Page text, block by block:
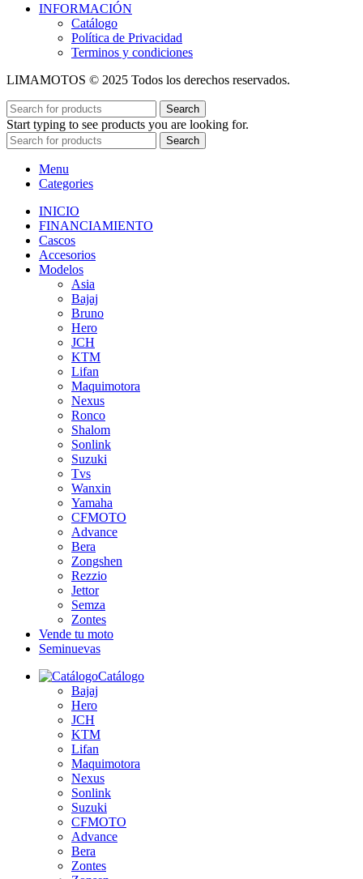
INFORMACIÓN
Catálogo
Política de Privacidad
Terminos y condiciones
LIMAMOTOS © 2025 Todos los derechos reservados.
Search
Start typing to see products you are looking for.
Search
Menu
Categories
INICIO
FINANCIAMIENTO
Cascos
Accesorios
Modelos
Asia
Bajaj
Bruno
Hero
JCH
KTM
Lifan
Maquimotora
Nexus
Ronco
Shalom
Sonlink
Suzuki
Tvs
Wanxin
Yamaha
CFMOTO
Advance
Bera
Zongshen
Rezzio
Jettor
Semza
Zontes
Vende tu moto
Seminuevas
Catálogo
Bajaj
Hero
JCH
KTM
Lifan
Maquimotora
Nexus
Sonlink
Suzuki
CFMOTO
Advance
Bera
Zontes